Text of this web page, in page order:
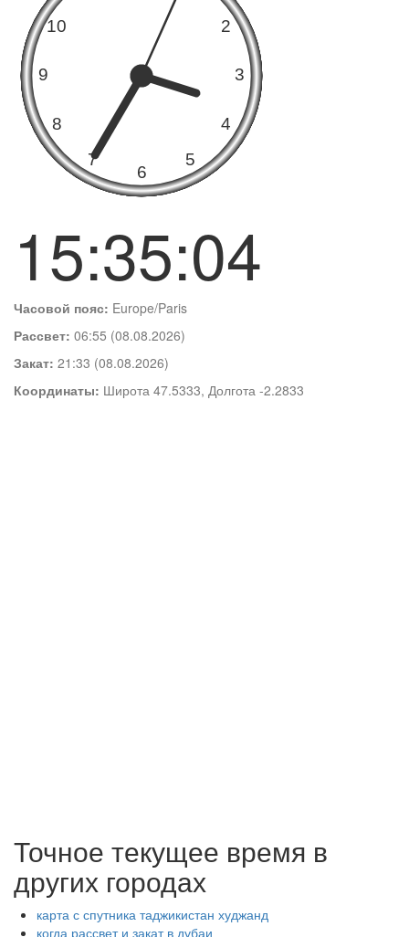
15:35:05
Часовой пояс: Europe/Paris
Рассвет: 06:55 (08.08.2026)
Закат: 21:33 (08.08.2026)
Координаты: Широта 47.5333, Долгота -2.2833
Точное текущее время в
других городах
карта с спутника таджикистан худжанд
когда рассвет и закат в дубаи